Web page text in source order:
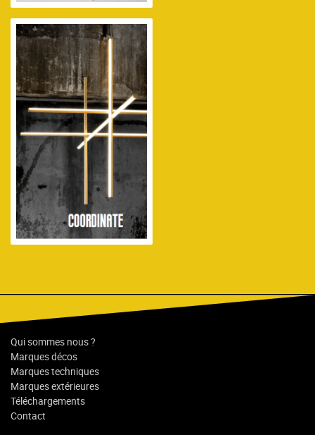
Qui sommes nous ?
Marques décos
Marques techniques
Marques extérieures
Téléchargements
Contact